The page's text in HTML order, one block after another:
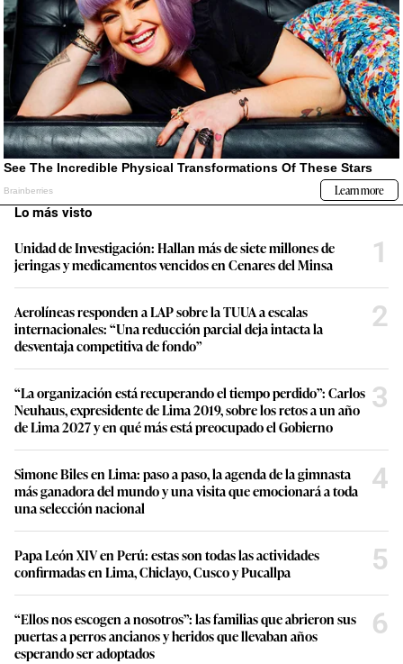
Lo más visto
Unidad de Investigación: Hallan más de siete millones de
jeringas y medicamentos vencidos en Cenares del Minsa
1
Aerolíneas responden a LAP sobre la TUUA a escalas
internacionales: “Una reducción parcial deja intacta la
desventaja competitiva de fondo”
2
“La organización está recuperando el tiempo perdido”: Carlos
Neuhaus, expresidente de Lima 2019, sobre los retos a un año
de Lima 2027 y en qué más está preocupado el Gobierno
3
Simone Biles en Lima: paso a paso, la agenda de la gimnasta
más ganadora del mundo y una visita que emocionará a toda
una selección nacional
4
Papa León XIV en Perú: estas son todas las actividades
confirmadas en Lima, Chiclayo, Cusco y Pucallpa
5
“Ellos nos escogen a nosotros”: las familias que abrieron sus
puertas a perros ancianos y heridos que llevaban años
esperando ser adoptados
6